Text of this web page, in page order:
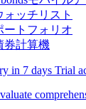
ォッチリスト
ートフォリオ
券計算機
in 7 days Trial